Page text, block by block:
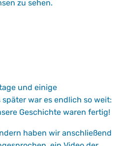
zu sehen.
und einige
war es endlich so weit:
Geschichte waren fertig!
haben wir anschließend